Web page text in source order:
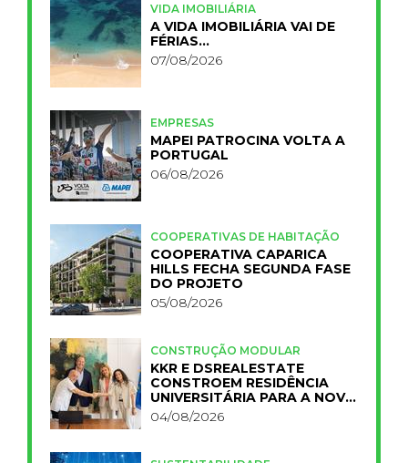
VIDA IMOBILIÁRIA
A VIDA IMOBILIÁRIA VAI DE
FÉRIAS…
07/08/2026
EMPRESAS
MAPEI PATROCINA VOLTA A
PORTUGAL
06/08/2026
COOPERATIVAS DE HABITAÇÃO
COOPERATIVA CAPARICA
HILLS FECHA SEGUNDA FASE
DO PROJETO
05/08/2026
CONSTRUÇÃO MODULAR
KKR E DSREALESTATE
CONSTROEM RESIDÊNCIA
UNIVERSITÁRIA PARA A NOVA
FCT
04/08/2026